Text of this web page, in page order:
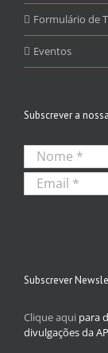
Formulário de
Eventos
Subscrever a
Subscrever
Clique aqui para
divulgações da